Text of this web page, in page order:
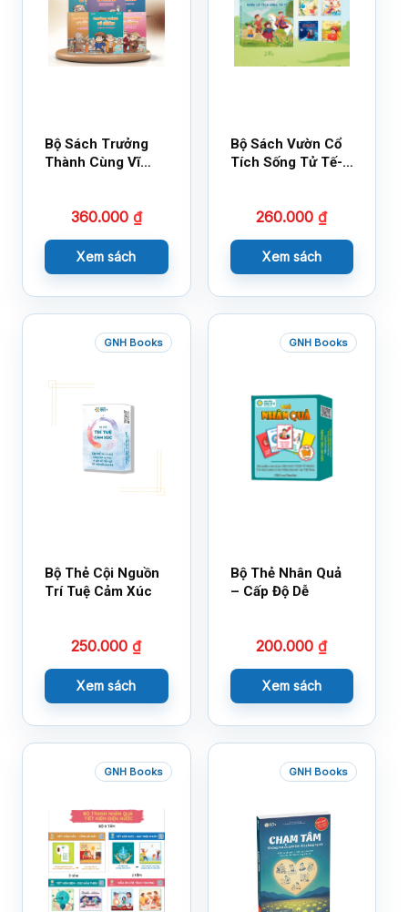
Bộ Sách Trưởng
Thành Cùng Vĩ
360.000 ₫
Xem sách
Bộ Sách Vườn Cổ
Tích Sống Tử Tế-
260.000₫
Xem sách
GNH Books
Bộ Thẻ Cội Nguồn
Trí Tuệ Cảm Xúc
250.000₫
Xem sách
GNH Books
Bộ Thẻ Nhân Quả
– Cấp Độ Dễ
200.000₫
Xem sách
GNH Books GNH Books